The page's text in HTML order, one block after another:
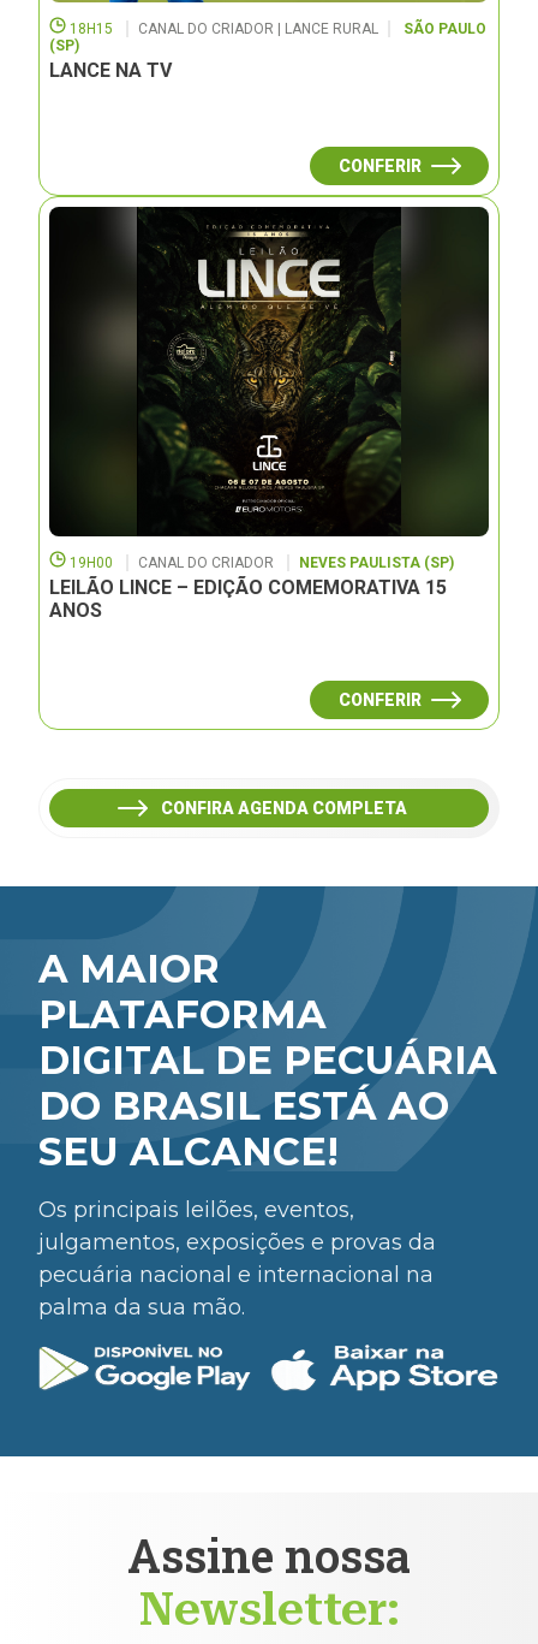
18H15 CANAL DO CRIADOR | LANCE RURAL
SÃO PAULO
(SP)
LANCE NA TV
CONFERIR
19H00 CANAL DO CRIADOR NEVES PAULISTA (SP)
LEILÃO LINCE – EDIÇÃO COMEMORATIVA 15
ANOS
CONFERIR
CONFIRA AGENDA COMPLETA
A MAIOR
PLATAFORMA
DIGITAL DE PECUÁRIA
DO BRASIL ESTÁ AO
SEU ALCANCE!
Os principais leilões, eventos,
julgamentos, exposições e provas da
pecuária nacional e internacional na
palma da sua mão.
Assine nossa
Newsletter: